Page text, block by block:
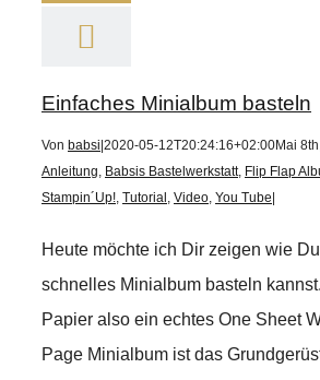
Einfaches Minialbum basteln
Von babsi 2020-05-12T20:24:16+02:00Mai
Anleitung, Babsis Bastelwerkstatt, Flip Flap
Stampin´Up!, Tutorial , Video, You Tube
Heute möchte ich Dir zeigen wie
schnelles Minialbum basteln
Papier also ein echtes One Sheet
Page Minialbum ist das